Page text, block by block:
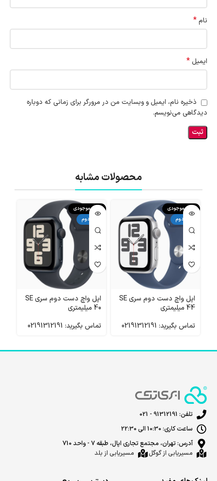
نام*
ایمیل *
ذخیره نام، ایمیل و وبسایت من در مرورگر برای زمانی که دوباره
دیدگاهی می‌نویسم.
محصولات مشابه
اتمام موجودی
دست دوم
اپل واچ دست دوم سری SE
44 میلیمتری
تماس بگیرید: 02191312191
اتمام موجودی
دست دوم
اپل واچ دست دوم سری SE
40 میلیمتری
تماس بگیرید: 02191312191
تلفن: 91312191 - 021
ساعت کاری: 10:30 الی 22:30
آدرس: تهران، مجتمع تجاری اپال، طبقه 7 - واحد 710
مسیریابی از گوگل
مسیریابی از بلد